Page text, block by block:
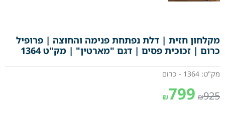
מקלחון חזית | דלת נפתחת פנימה והחוצה | פרופיל
כרום | זכוכית פסים | דגם "מארטין" | מק"ט 1364
מק"ט: 1364 - כרום
₪925
₪799